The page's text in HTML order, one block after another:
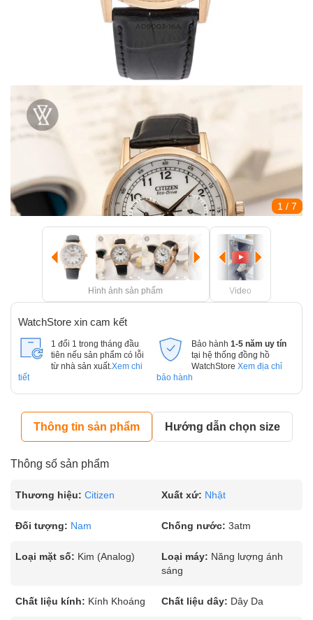
1 / 7
Hình ảnh sản phẩm Video
WatchStore xin cam kết
1 đổi 1 trong tháng đầu
tiên nếu sản phẩm có lỗi
từ nhà sản xuất. Xem chi
tiết
Bảo hành 1-5 năm uy tín
tại hệ thống đồng hồ
WatchStore Xem địa chỉ
bảo hành
Thông tin sản phẩm Hướng dẫn chọn size
Thông số sản phẩm
Thương hiệu: Citizen Xuất xứ: Nhật
Đối tượng: Nam Chống nước: 3atm
Loại mặt số: Kim (Analog) Loại máy: Năng lượng ánh
sáng
Chất liệu kính: Kính Khoáng Chất liệu dây: Dây Da